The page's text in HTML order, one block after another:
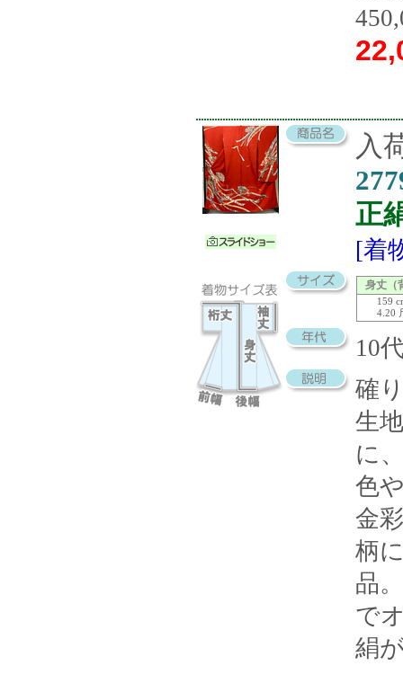
入
正
[着
身丈（
159
4.20
10
確
生
に
色
金
柄
品
で
絹